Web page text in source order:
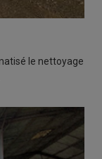
le nettoyage